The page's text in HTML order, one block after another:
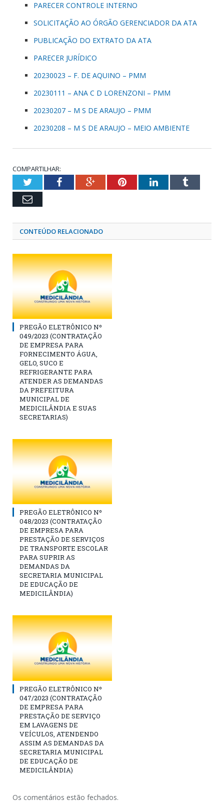
PARECER CONTROLE INTERNO
SOLICITAÇÃO AO ÓRGÃO GERENCIADOR DA ATA
PUBLICAÇÃO DO EXTRATO DA ATA
PARECER JURÍDICO
20230023 – F. DE AQUINO – PMM
20230111 – ANA C D LORENZONI – PMM
20230207 – M S DE ARAUJO – PMM
20230208 – M S DE ARAUJO – MEIO AMBIENTE
COMPARTILHAR:
TwitterFacebookGoogle+PinterestLinkedInTumblr
Email
CONTEÚDO RELACIONADO
PREGÃO ELETRÔNICO Nº
049/2023 (CONTRATAÇÃO
DE EMPRESA PARA
FORNECIMENTO ÁGUA,
GELO, SUCO E
REFRIGERANTE PARA
ATENDER AS DEMANDAS
DA PREFEITURA
MUNICIPAL DE
MEDICILÂNDIA E SUAS
SECRETARIAS)
PREGÃO ELETRÔNICO Nº
048/2023 (CONTRATAÇÃO
DE EMPRESA PARA
PRESTAÇÃO DE SERVIÇOS
DE TRANSPORTE ESCOLAR
PARA SUPRIR AS
DEMANDAS DA
SECRETARIA MUNICIPAL
DE EDUCAÇÃO DE
MEDICILÂNDIA)
PREGÃO ELETRÔNICO Nº
047/2023 (CONTRATAÇÃO
DE EMPRESA PARA
PRESTAÇÃO DE SERVIÇO
EM LAVAGENS DE
VEÍCULOS, ATENDENDO
ASSIM AS DEMANDAS DA
SECRETARIA MUNICIPAL
DE EDUCAÇÃO DE
MEDICILÂNDIA)
Os comentários estão fechados.